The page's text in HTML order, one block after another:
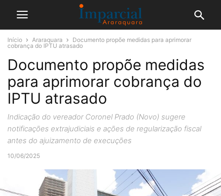
Início Araraquara
Documento propõe medidas para aprimorar
cobrança do IPTU atrasado
Documento propõe medidas
para aprimorar cobrança do
IPTU atrasado
Indicação do vereador Coronel Prado (Novo) sugere
notificações extrajudiciais e ações de regularização fiscal
antes do ajuizamento de execuções
10/06/2025